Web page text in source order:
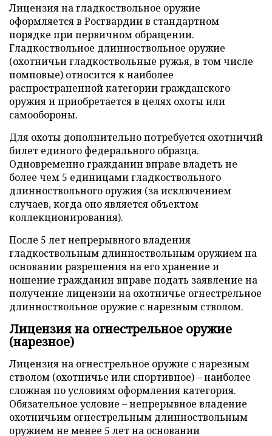
Лицензия на гладкоствольное оружие
оформляется в Росгвардии в стандартном
порядке при первичном обращении.
Гладкоствольное длинноствольное оружие
(охотничьи гладкоствольные ружья, в том числе
помповые) относится к наиболее
распространенной категории гражданского
оружия и приобретается в целях охоты или
самообороны.
Для охоты дополнительно потребуется охотничий
билет единого федерального образца.
Одновременно гражданин вправе владеть не
более чем 5 единицами гладкоствольного
длинноствольного оружия (за исключением
случаев, когда оно является объектом
коллекционирования).
После 5 лет непрерывного владения
гладкоствольным длинноствольным оружием на
основании разрешения на его хранение и
ношение гражданин вправе подать заявление на
получение лицензии на охотничье огнестрельное
длинноствольное оружие с нарезным стволом.
Лицензия на огнестрельное оружие
(нарезное)
Лицензия на огнестрельное оружие с нарезным
стволом (охотничье или спортивное) – наиболее
сложная по условиям оформления категория.
Обязательное условие – непрерывное владение
охотничьим огнестрельным длинноствольным
оружием не менее 5 лет на основании